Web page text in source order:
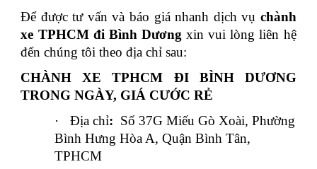
Để được tư vấn và báo giá nhanh dịch vụ chành
xe TPHCM đi Bình Dươngxin vui lòng liên hệ
đến chúng tôi theo địa chỉ sau:
CHÀNH XE TPHCM ĐI BÌNH DƯƠNG
TRONG NGÀY, GIÁ CƯỚC RẺ
·
Địa chỉ: Số 37G Miếu Gò Xoài, Phường
Bình Hưng Hòa A, Quận Bình Tân,
TPHCM